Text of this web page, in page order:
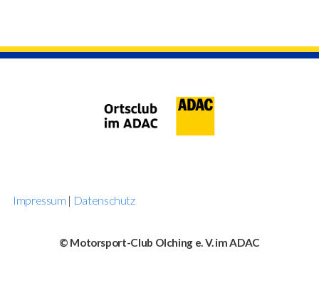
Impressum | Datenschutz
© Motorsport-Club Olching e. V. im ADAC